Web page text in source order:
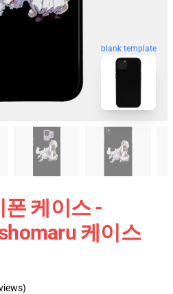
blank template
폰 케이스 -
케이스